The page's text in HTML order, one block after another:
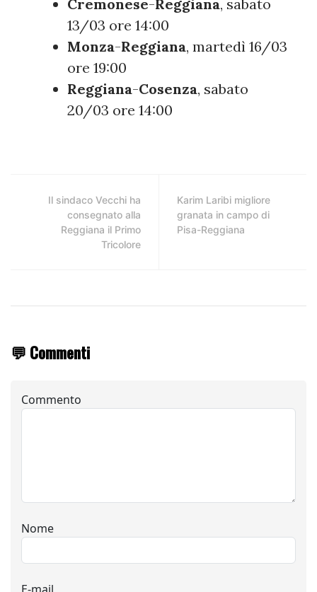
Cremonese-Reggiana, sabato
13/03 ore 14:00
Monza-Reggiana, martedì 16/03
ore 19:00
Reggiana-Cosenza, sabato
20/03 ore 14:00
Il sindaco Vecchi ha
consegnato alla
Reggiana il Primo
Tricolore
Karim Laribi migliore
granata in campo di
Pisa-Reggiana
💬 Commenti